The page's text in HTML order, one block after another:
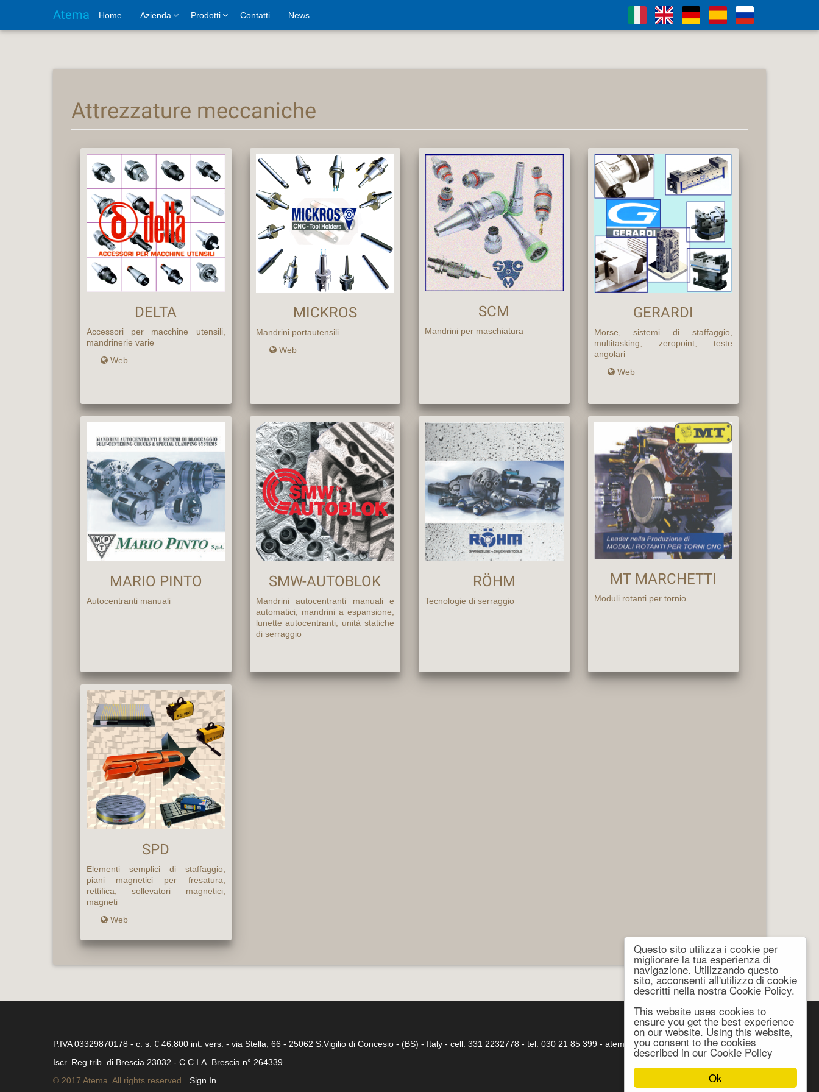
Ok
Questo sito utilizza i cookie per
migliorare la tua esperienza di
navigazione. Utilizzando questo
sito, acconsenti all'utilizzo di cookie
descritti nella nostra Cookie Policy.
This website uses cookies to
ensure you get the best experience
on our website. Using this website,
you consent to the cookies
described in our Cookie Policy
Atema Home Azienda Prodotti Contatti News
Attrezzature meccaniche
DELTA
Accessori per macchine utensili,
mandrinerie varie
Web
MICKROS
Mandrini portautensili
Web
SCM
Mandrini per maschiatura
GERARDI
Morse, sistemi di staffaggio,
multitasking, zeropoint, teste
angolari
Web
MARIO PINTO
Autocentranti manuali
SMW-AUTOBLOK
Mandrini autocentranti manuali e
automatici, mandrini a espansione,
lunette autocentranti, unità statiche
di serraggio
RÖHM
Tecnologie di serraggio
MT MARCHETTI
Moduli rotanti per tornio
SPD
Elementi semplici di staffaggio,
piani magnetici per fresatura,
rettifica, sollevatori magnetici,
magneti
Web
P.IVA 03329870178 - c. s. € 46.800 int. vers. - via Stella, 66 - 25062 S.Vigilio di Concesio - (BS) - Italy - cell. 331 2232778 - tel. 030 21 85 399 - atema@atema-utensili.it
Iscr. Reg.trib. di Brescia 23032 - C.C.I.A. Brescia n° 264339
© 2017 Atema. All rights reserved.
Sign In